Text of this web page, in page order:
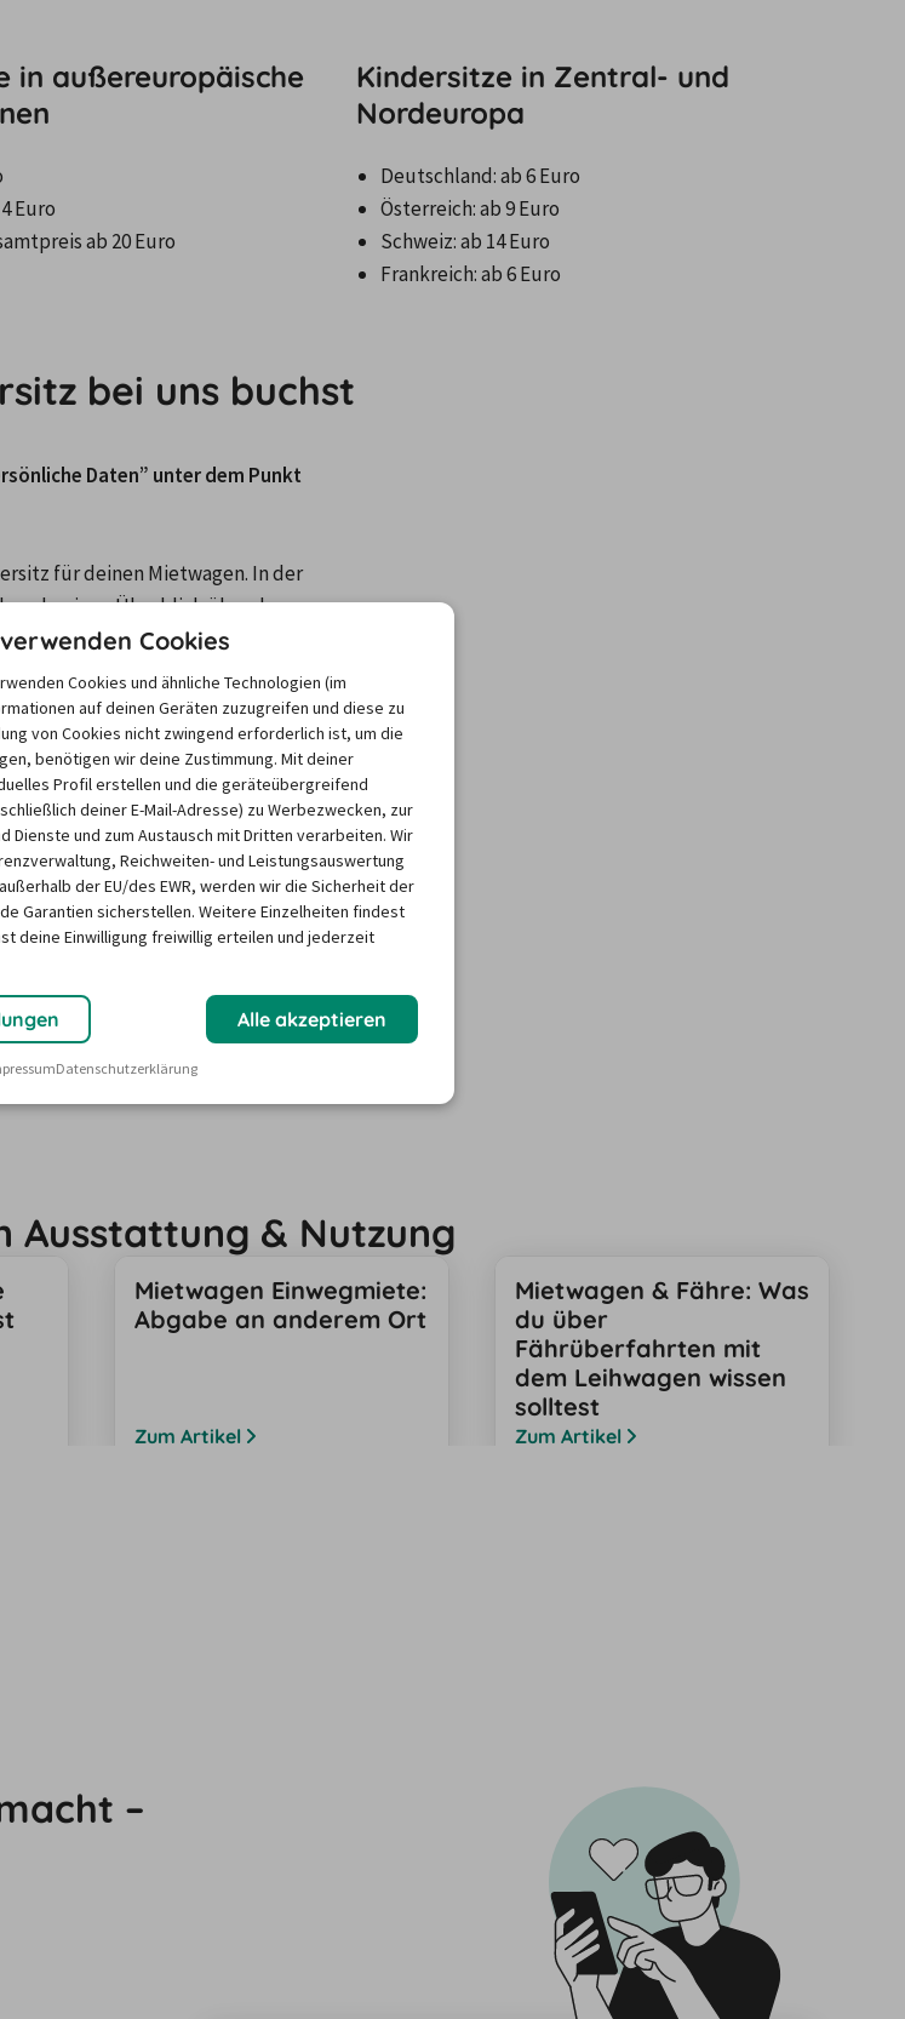
in außereuropäische
ab 20 Euro
Kindersitze in Zentral- und
Nordeuropa
Frankreich: ab 6 Euro
bei uns buchst
Daten” unter dem Punkt
für deinen Mietwagen. In der
du einen Überblick über den
die Reise zu nehmen oder dir
ohne dass dir dadurch
Zum Kundenservice
mietwagen.de. Er ist
Mietwagenmarkt.
Ausstattung & Nutzung
Mietwagen Einwegmiete:
Abgabe an anderem Ort
Zum Artikel
Mietwagen & Fähre: Was
du über
Fährüberfahrten mit
dem Leihwagen wissen
solltest
Zum Artikel
–
Cookies
Cookies und ähnliche Technologien (im
auf deinen Geräten zuzugreifen und diese zu
von Cookies nicht zwingend erforderlich ist, um die
benötigen wir deine Zustimmung. Mit deiner
Profil erstellen und die geräteübergreifend
deiner E-Mail-Adresse) zu Werbezwecken, zur
Dienste und zum Austausch mit Dritten verarbeiten. Wir
Reichweiten- und Leistungsauswertung
der EU/des EWR, werden wir die Sicherheit der
Garantien sicherstellen. Weitere Einzelheiten findest
deine Einwilligung freiwillig erteilen und jederzeit
Alle akzeptieren
Datenschutzerklärung